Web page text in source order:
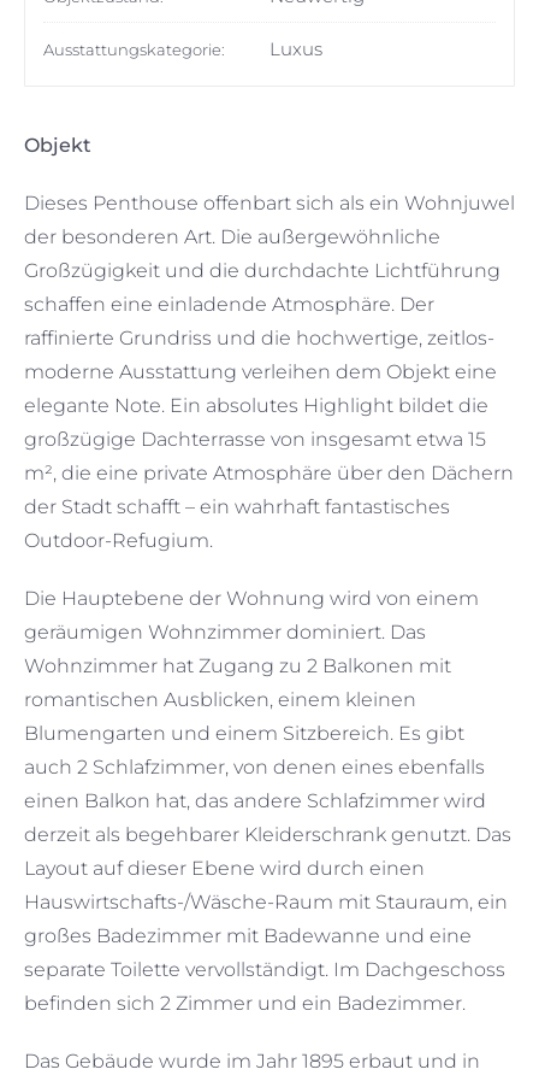
Ausstattungskategorie: Luxus
Objekt
Dieses Penthouse offenbart sich als ein Wohnjuwel
der besonderen Art. Die außergewöhnliche
Großzügigkeit und die durchdachte Lichtführung
schaffen eine einladende Atmosphäre. Der
raffinierte Grundriss und die hochwertige, zeitlos-
moderne Ausstattung verleihen dem Objekt eine
elegante Note. Ein absolutes Highlight bildet die
großzügige Dachterrasse von insgesamt etwa 15
m², die eine private Atmosphäre über den Dächern
der Stadt schafft – ein wahrhaft fantastisches
Outdoor-Refugium.
Die Hauptebene der Wohnung wird von einem
geräumigen Wohnzimmer dominiert. Das
Wohnzimmer hat Zugang zu 2 Balkonen mit
romantischen Ausblicken, einem kleinen
Blumengarten und einem Sitzbereich. Es gibt
auch 2 Schlafzimmer, von denen eines ebenfalls
einen Balkon hat, das andere Schlafzimmer wird
derzeit als begehbarer Kleiderschrank genutzt. Das
Layout auf dieser Ebene wird durch einen
Hauswirtschafts-/Wäsche-Raum mit Stauraum, ein
großes Badezimmer mit Badewanne und eine
separate Toilette vervollständigt. Im Dachgeschoss
befinden sich 2 Zimmer und ein Badezimmer.
Das Gebäude wurde im Jahr 1895 erbaut und in